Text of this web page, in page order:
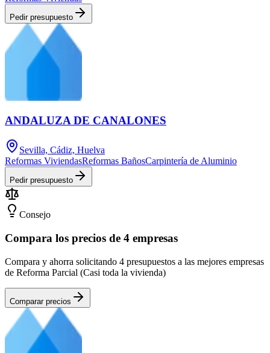
Pedir presupuesto
ANDALUZA DE CANALONES
Sevilla, Cádiz, Huelva
Reformas ViviendasReformas BañosCarpintería de Aluminio
Pedir presupuesto
Consejo
Compara los precios de 4 empresas
Compara y ahorra solicitando 4 presupuestos a las mejores empresas
de Reforma Parcial (Casi toda la vivienda)
Comparar precios